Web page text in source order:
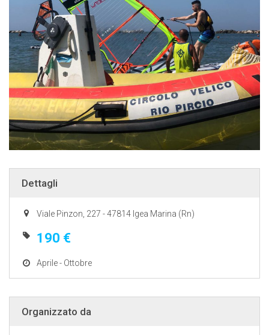
Dettagli
Viale Pinzon, 227 - 47814 Igea Marina (Rn)
190 €
Aprile - Ottobre
Organizzato da